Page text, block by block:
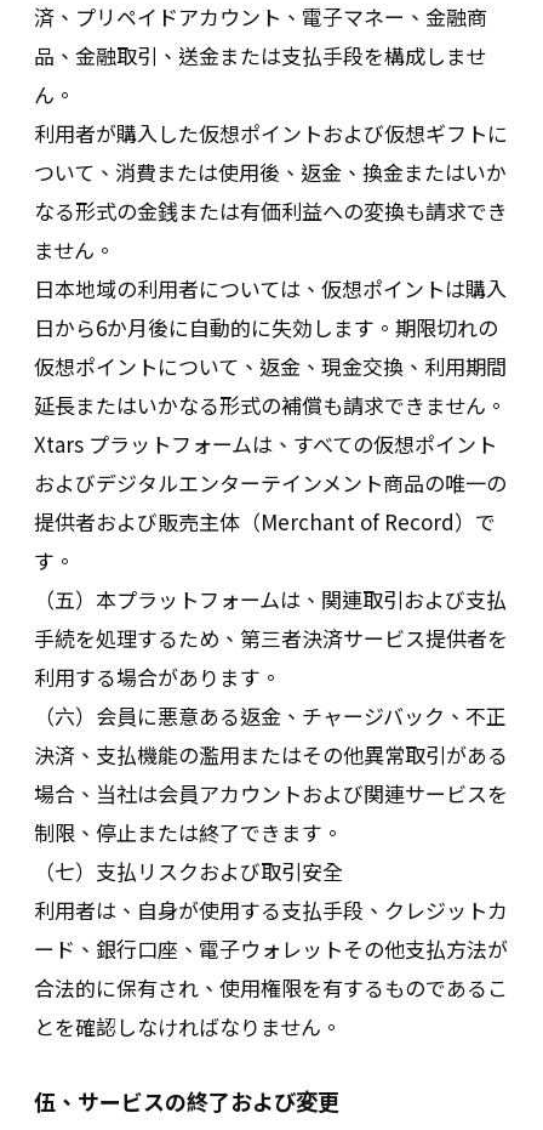
済、プリペイドアカウント、電子マネー、金融商
品、金融取引、送金または支払手段を構成しませ
ん。
利用者が購入した仮想ポイントおよび仮想ギフトに
ついて、消費または使用後、返金、換金またはいか
なる形式の金銭または有価利益への変換も請求でき
ません。
日本地域の利用者については、仮想ポイントは購入
日から6か月後に自動的に失効します。期限切れの
仮想ポイントについて、返金、現金交換、利用期間
延長またはいかなる形式の補償も請求できません。
Xtars プラットフォームは、すべての仮想ポイント
およびデジタルエンターテインメント商品の唯一の
提供者および販売主体（Merchant of Record）で
す。
（五）本プラットフォームは、関連取引および支払
手続を処理するため、第三者決済サービス提供者を
利用する場合があります。
（六）会員に悪意ある返金、チャージバック、不正
決済、支払機能の濫用またはその他異常取引がある
場合、当社は会員アカウントおよび関連サービスを
制限、停止または終了できます。
（七）支払リスクおよび取引安全
利用者は、自身が使用する支払手段、クレジットカ
ード、銀行口座、電子ウォレットその他支払方法が
合法的に保有され、使用権限を有するものであるこ
とを確認しなければなりません。
伍、サービスの終了および変更